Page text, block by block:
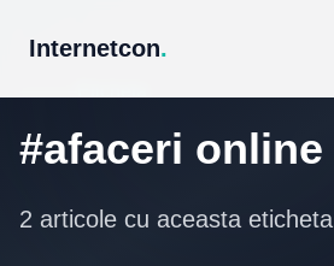
Internetcon.
#afaceri online
2 articole cu aceasta eticheta